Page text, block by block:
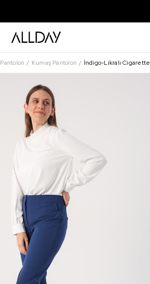
Pantolon Kumaş Pantolon İndigo-Likralı